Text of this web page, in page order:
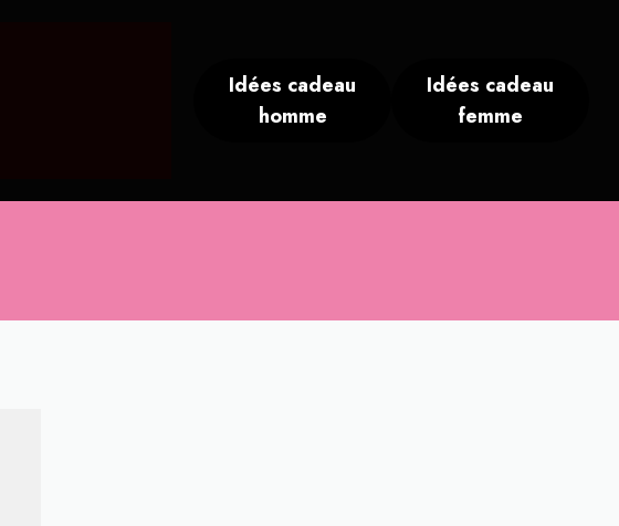
Idées cadeau
homme
Idées cadeau
femme